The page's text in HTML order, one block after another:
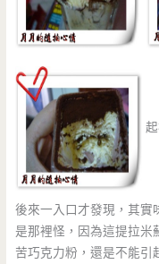
後來一入口才發現，其實
是那裡怪，因為這提拉米
苦巧克力粉，還是不能引